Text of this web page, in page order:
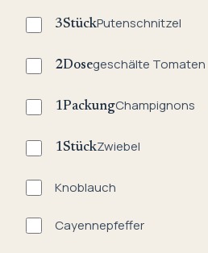
3StückPutenschnitzel
2Dosegeschälte Tomaten
1PackungChampignons
1StückZwiebel
Knoblauch
Cayennepfeffer